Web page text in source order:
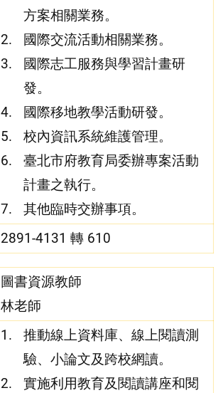
方案相關業務。
國際交流活動相關業務。
國際志工服務與學習計畫研
發。
國際移地教學活動研發。
校內資訊系統維護管理。
臺北市府教育局委辦專案活動
計畫之執行。
其他臨時交辦事項。
2891-4131 轉 610
圖書資源教師
林老師
推動線上資料庫、線上閱讀測
驗、小論文及跨校網讀。
實施利用教育及閱讀講座和閱